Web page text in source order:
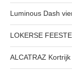
Luminous Dash
LOKERSE
ALCATRAZ